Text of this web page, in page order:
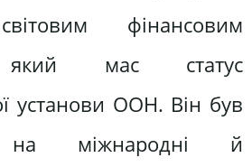
фінансовим
який мас статус
установи ООН. Він був
на міжнародні й